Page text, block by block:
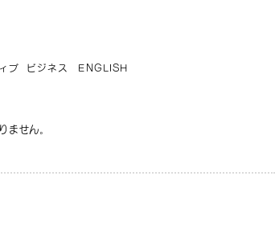
ブ ビジネス ENGLISH
ません。